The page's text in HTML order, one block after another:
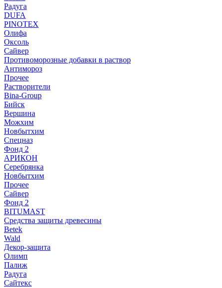
Радуга
DUFA
PINOTEX
Олифа
Оксоль
Сайвер
Противоморозные добавки в раствор
Антимороз
Прочее
Растворители
Bina-Group
Бийск
Вершина
Можхим
Новбытхим
Спецназ
Фонд 2
АРИКОН
Серебрянка
Новбытхим
Прочее
Сайвер
Фонд 2
BITUMAST
Средства защиты древесины
Betek
Wald
Декор-защита
Олимп
Палиж
Радуга
Сайтекс